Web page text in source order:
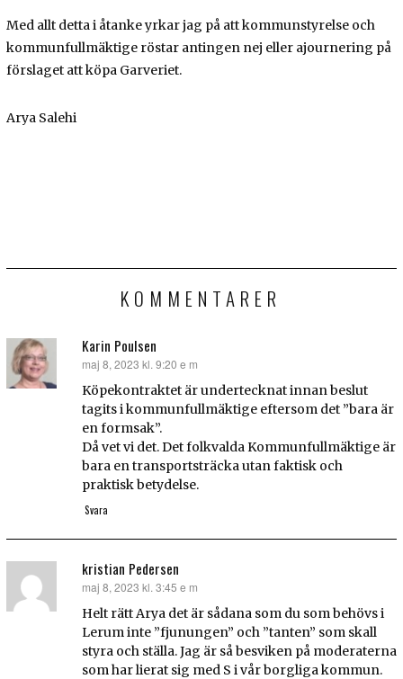
Med allt detta i åtanke yrkar jag på att kommunstyrelse och
kommunfullmäktige röstar antingen nej eller ajournering på
förslaget att köpa Garveriet.
Arya Salehi
KOMMENTARER
Karin Poulsen
skriver:
maj 8, 2023 kl. 9:20 e m
Köpekontraktet är undertecknat innan beslut
tagits i kommunfullmäktige eftersom det ”bara är
en formsak”.
Då vet vi det. Det folkvalda Kommunfullmäktige är
bara en transportsträcka utan faktisk och
praktisk betydelse.
Svara
kristian Pedersen
skriver:
maj 8, 2023 kl. 3:45 e m
Helt rätt Arya det är sådana som du som behövs i
Lerum inte ”fjunungen” och ”tanten” som skall
styra och ställa. Jag är så besviken på moderaterna
som har lierat sig med S i vår borgliga kommun.